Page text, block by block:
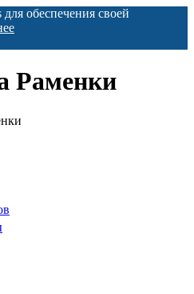
обеспечения своей
Раменки